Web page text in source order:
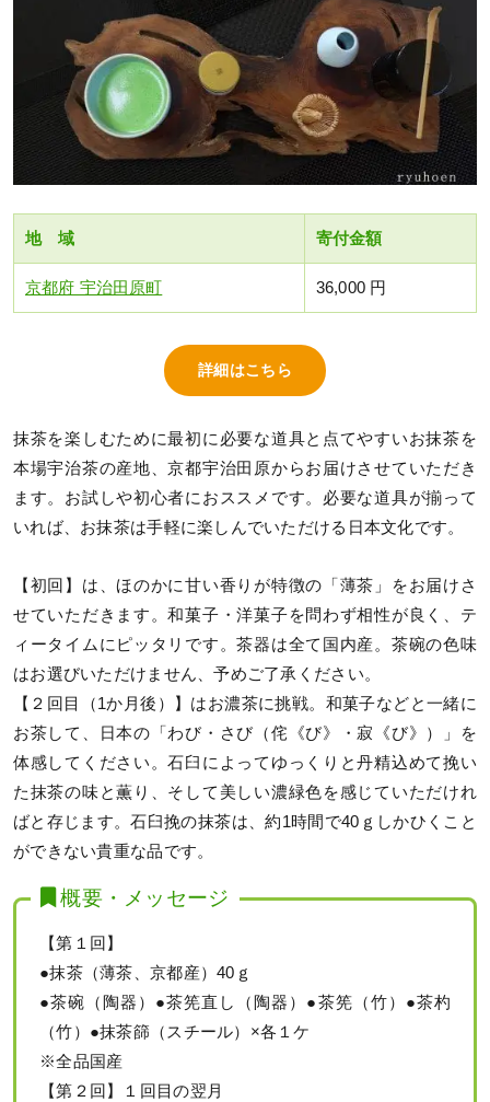
地 域 寄付金額
京都府 宇治田原町 36,000 円
詳細はこちら
抹茶を楽しむために最初に必要な道具と点てやすいお抹茶を
本場宇治茶の産地、京都宇治田原からお届けさせていただき
ます。お試しや初心者におススメです。必要な道具が揃って
いれば、お抹茶は手軽に楽しんでいただける日本文化です。
【初回】は、ほのかに甘い香りが特徴の「薄茶」をお届けさ
せていただきます。和菓子・洋菓子を問わず相性が良く、テ
ィータイムにピッタリです。茶器は全て国内産。茶碗の色味
はお選びいただけません、予めご了承ください。
【２回目（1か月後）】はお濃茶に挑戦。和菓子などと一緒に
お茶して、日本の「わび・さび（侘《び》・寂《び》）」を
体感してください。石臼によってゆっくりと丹精込めて挽い
た抹茶の味と薫り、そして美しい濃緑色を感じていただけれ
ばと存じます。石臼挽の抹茶は、約1時間で40ｇしかひくこと
ができない貴重な品です。
概要・メッセージ
【第１回】
●抹茶（薄茶、京都産）40ｇ
●茶碗（陶器）●茶筅直し（陶器）●茶筅（竹）●茶杓
（竹）●抹茶篩（スチール）×各１ケ
※全品国産
【第２回】１回目の翌月